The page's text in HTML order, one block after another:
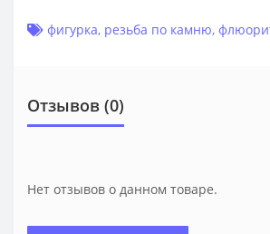
фигурка, резьба по камню,
Отзывов (0)
Нет отзывов о данном товаре.